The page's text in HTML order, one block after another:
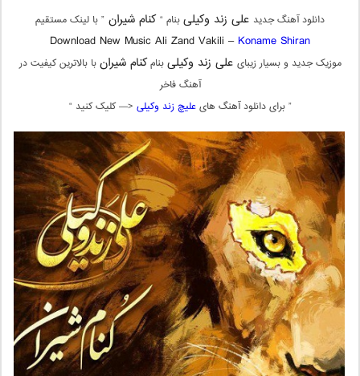
دانلود آهنگ جدید علی زند وکیلیبنام “کنام شیران ” با لینک مستقیم
Download New Music Ali Zand Vakili – Koname Shiran
موزیک جدید و بسیار زیبای علی زند وکیلیبنامکنام شیرانبا بالاترین کیفیت در
آهنگ فاخر
” برای دانلود آهنگ هایعلیچ زند وکیلی <— کلیک کنید “